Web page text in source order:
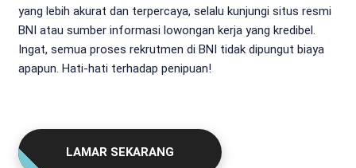
yang lebih akurat dan terpercaya, selalu kunjungi situs resmi
BNI atau sumber informasi lowongan kerja yang kredibel.
Ingat, semua proses rekrutmen di BNI tidak dipungut biaya
apapun. Hati-hati terhadap penipuan!
LAMAR SEKARANG